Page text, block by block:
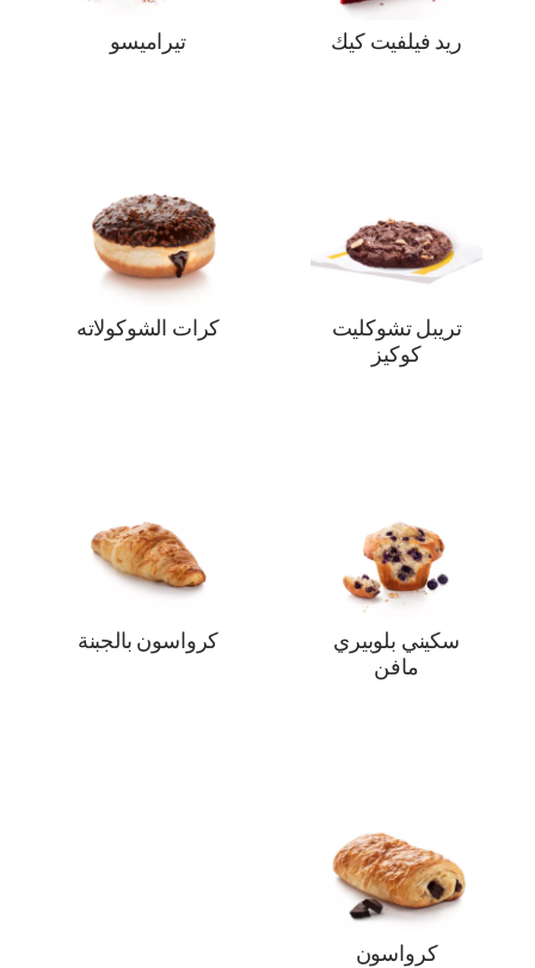
ريد فيلفيت كيك تيراميسو
تريبل تشوكليت
كوكيز
كرات الشوكولاته
سكيني بلوبيري
مافن
كرواسون بالجبنة
كرواسون